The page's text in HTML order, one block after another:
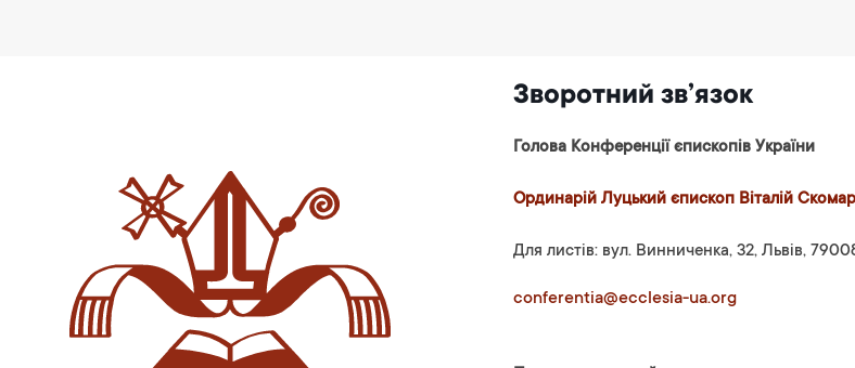
Зворотний зв’язок
Голова Конференції єпископів України
Ординарій Луцький єпископ Віталій
Для листів: вул. Винниченка, 32, Львів,
conferentia@ecclesia-ua.org